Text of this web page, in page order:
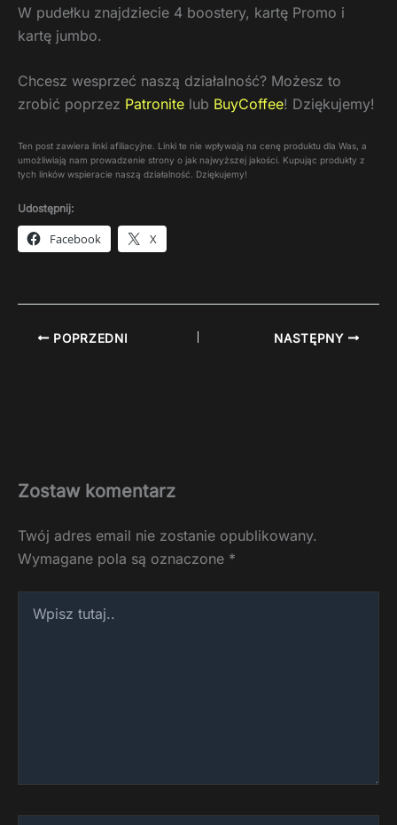
W pudełku znajdziecie 4 boostery, kartę Promo i
kartę jumbo.
Chcesz wesprzeć naszą działalność? Możesz to
zrobić poprzez Patronite lub BuyCoffee! Dziękujemy!
Ten post zawiera linki afiliacyjne. Linki te nie wpływają na cenę produktu dla Was, a
umożliwiają nam prowadzenie strony o jak najwyższej jakości. Kupując produkty z
tych linków wspieracie naszą działalność. Dziękujemy!
Udostępnij:
Facebook X
POPRZEDNI NASTĘPNY
Zostaw komentarz
Twój adres email nie zostanie opublikowany.
Wymagane pola są oznaczone *
tutaj..